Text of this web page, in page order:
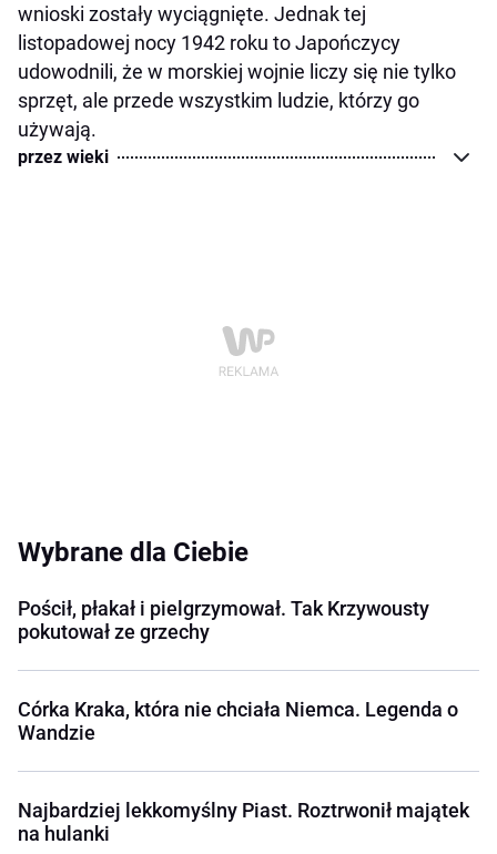
wnioski zostały wyciągnięte. Jednak tej
listopadowej nocy 1942 roku to Japończycy
udowodnili, że w morskiej wojnie liczy się nie tylko
sprzęt, ale przede wszystkim ludzie, którzy go
używają.
przez wieki
Wybrane dla Ciebie
Pościł, płakał i pielgrzymował. Tak Krzywousty
pokutował ze grzechy
Córka Kraka, która nie chciała Niemca. Legenda o
Wandzie
Najbardziej lekkomyślny Piast. Roztrwonił majątek
na hulanki